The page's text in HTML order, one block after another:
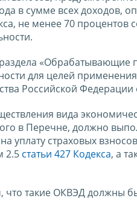
в сумме всех доходов,
не менее 70 процентов
«Обрабатывающие
для целей
Российской
вида
в Перечне, должно
уплату страховых
2.5 статьи 427 Кодекса, а
что такие ОКВЭД должны